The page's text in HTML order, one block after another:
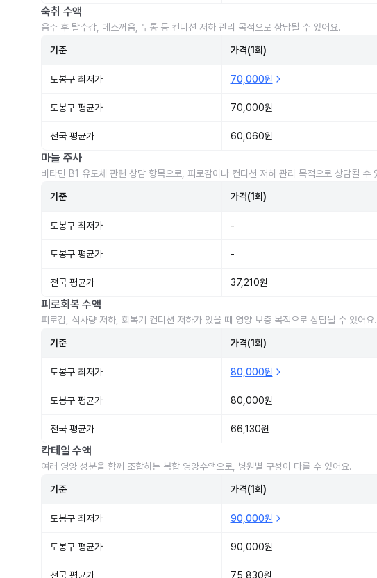
숙취 수액
음주 후 탈수감, 메스꺼움, 두통 등 컨디션 저하 관리 목적으로 상담될 수 있어요.
기준 가격(1회)
도봉구 최저가 70,000원
도봉구 평균가 70,000원
전국 평균가 60,060원
마늘 주사
비타민 B1 유도체 관련 상담 항목으로, 피로감이나 컨디션 저하 관리 목적으로 상담될 수
기준 가격(1회)
도봉구 최저가 -
도봉구 평균가 -
전국 평균가 37,210원
피로회복 수액
피로감, 식사량 저하, 회복기 컨디션 저하가 있을 때 영양 보충 목적으로 상담될 수 있어요.
기준 가격(1회)
도봉구 최저가 80,000원
도봉구 평균가 80,000원
전국 평균가 66,130원
칵테일 수액
여러 영양 성분을 함께 조합하는 복합 영양수액으로, 병원별 구성이 다를 수 있어요.
기준 가격(1회)
도봉구 최저가 90,000원
도봉구 평균가 90,000원
전국 평균가 75,830원